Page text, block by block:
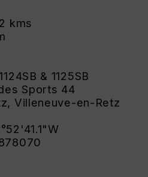
kms
& 1125SB
Sports 44
Villeneuve-en-Retz